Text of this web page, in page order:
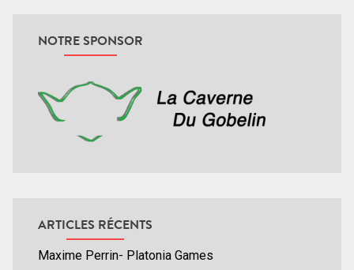
NOTRE SPONSOR
ARTICLES RÉCENTS
Maxime Perrin- Platonia Games